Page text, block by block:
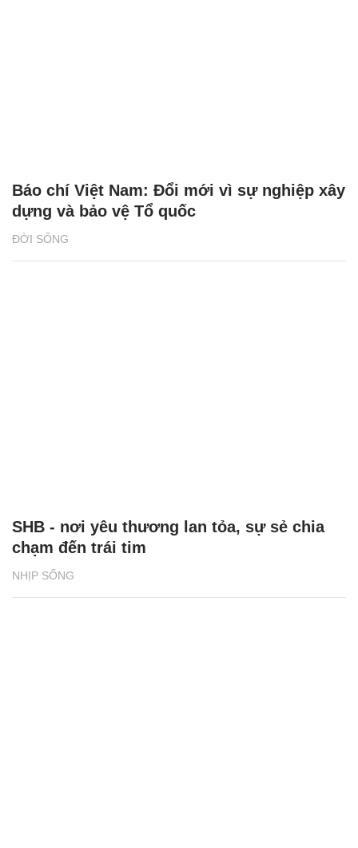
ĐỜI SỐNG
Báo chí Việt Nam: Đổi mới vì sự nghiệp xây
dựng và bảo vệ Tổ quốc
NHỊP SỐNG
SHB - nơi yêu thương lan tỏa, sự sẻ chia
chạm đến trái tim